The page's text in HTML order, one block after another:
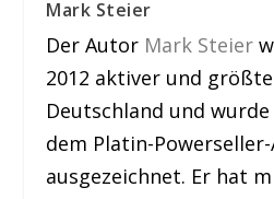
Mark Steier
Der Autor Mark Steier
2012 aktiver und
Deutschland und
dem Platin-
ausgezeichnet. Er hat